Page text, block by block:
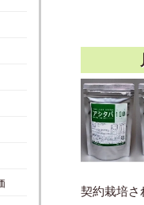
契約栽培さ